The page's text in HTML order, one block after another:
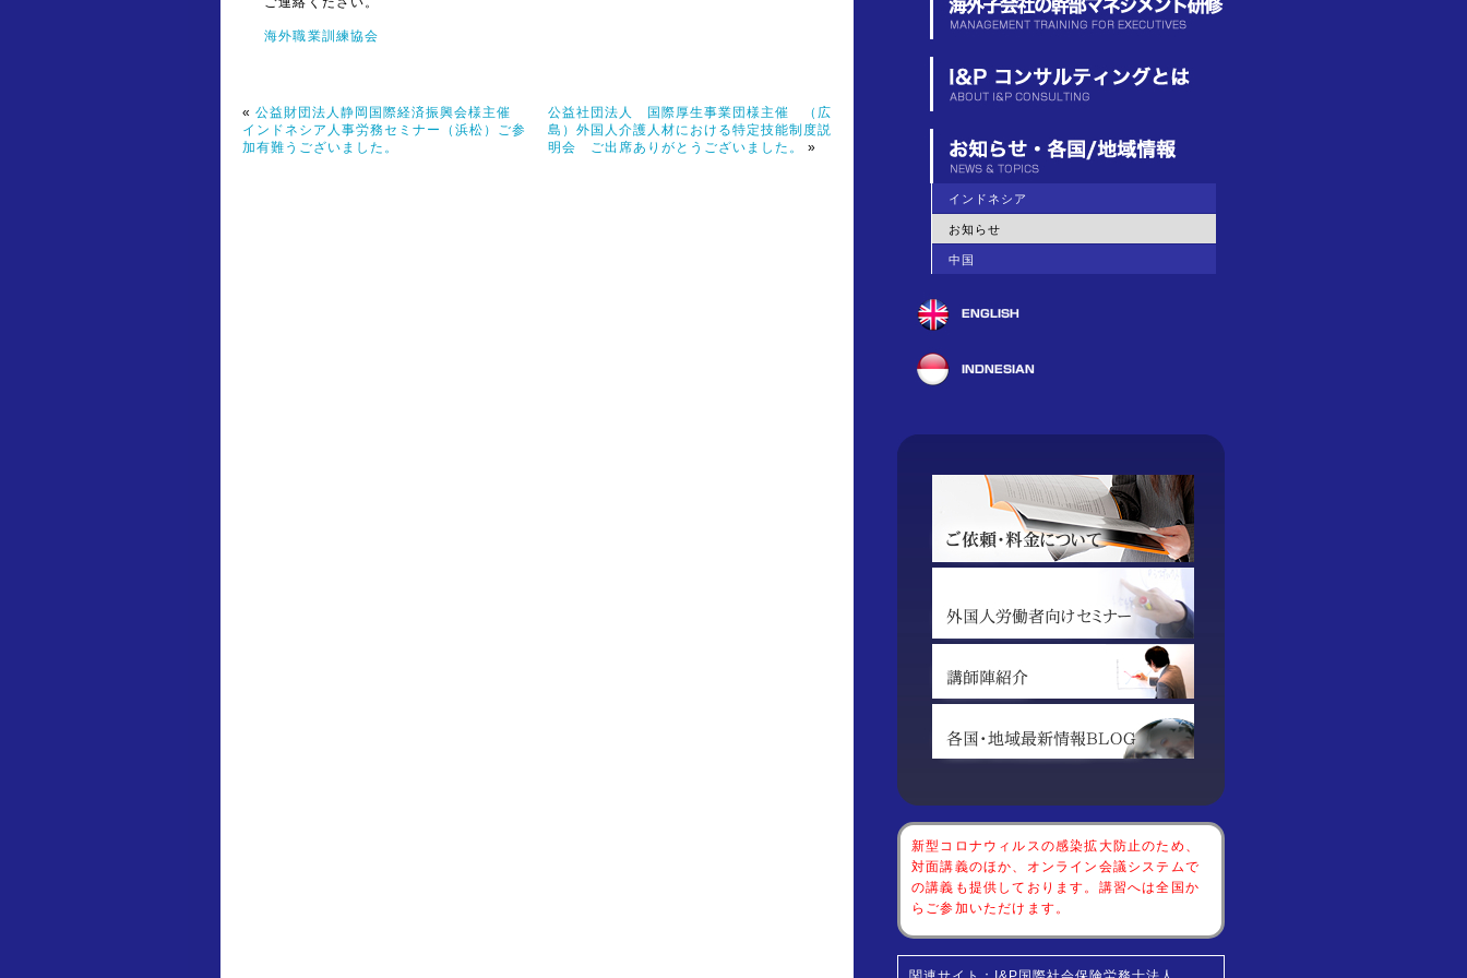
海外職業訓練協会
« 公益財団法人静岡国際経済振興会様主催
インドネシア人事労務セミナー（浜松）ご参
加有難うございました。
公益社団法人 国際厚生事業団様主催 （広
島）外国人介護人材における特定技能制度説
明会 ご出席ありがとうございました。
»
インドネシア
お知らせ
中国
新型コロナウィルスの感染拡大防止のため、
対面講義のほか、オンライン会議システムで
の講義も提供しております。講習へは全国か
らご参加いただけます。